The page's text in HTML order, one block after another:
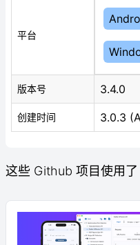
平台
版本号 3.4.0
创建时间 3.0.3
这些 Github 项目使用